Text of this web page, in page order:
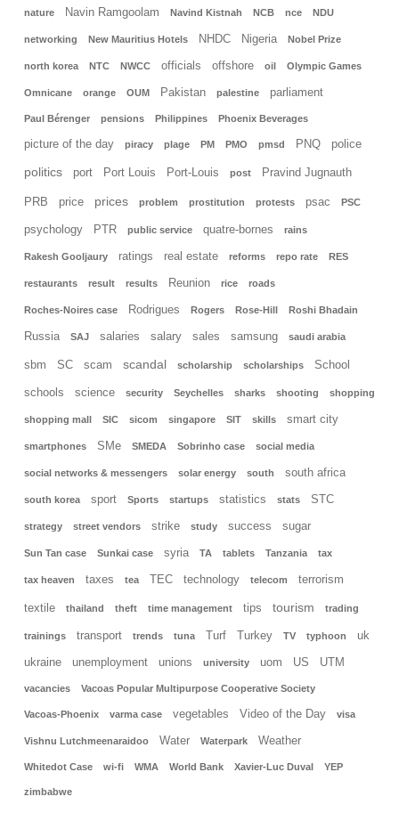
nature Navin Ramgoolam Navind Kistnah NCB nce NDU
networking New Mauritius Hotels NHDC Nigeria Nobel Prize
north korea NTC NWCC officials offshore oil Olympic Games
Omnicane orange OUM Pakistan palestine parliament
Paul Bérenger pensions Philippines Phoenix Beverages
picture of the day piracy plage PM PMO pmsd PNQ police
politics port Port Louis Port-Louis post Pravind Jugnauth
PRB price prices problem prostitution protests psac PSC
psychology PTR public service quatre-bornes rains
Rakesh Gooljaury ratings real estate reforms repo rate RES
restaurants result results Reunion rice roads
Roches-Noires case Rodrigues Rogers Rose-Hill Roshi Bhadain
Russia SAJ salaries salary sales samsung saudi arabia
sbm SC scam scandal scholarship scholarships School
schools science security Seychelles sharks shooting shopping
shopping mall SIC sicom singapore SIT skills smart city
smartphones SMe SMEDA Sobrinho case social media
social networks & messengers solar energy south south africa
south korea sport Sports startups statistics stats STC
strategy street vendors strike study success sugar
Sun Tan case Sunkai case syria TA tablets Tanzania tax
tax heaven taxes tea TEC technology telecom terrorism
textile thailand theft time management tips tourism trading
trainings transport trends tuna Turf Turkey TV typhoon uk
ukraine unemployment unions university uom US UTM
vacancies Vacoas Popular Multipurpose Cooperative Society
Vacoas-Phoenix varma case vegetables Video of the Day visa
Vishnu Lutchmeenaraidoo Water Waterpark Weather
Whitedot Case wi-fi WMA World Bank Xavier-Luc Duval YEP
zimbabwe